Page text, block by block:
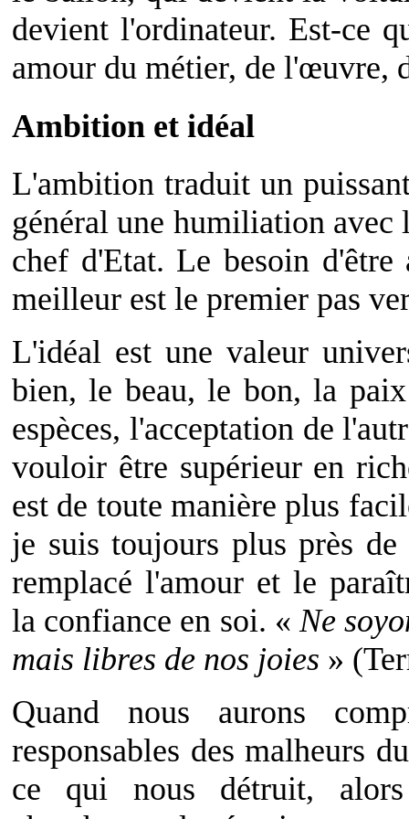
devient l'ordinateur. Est-ce
amour du métier, de l'œuvre,
Ambition et idéal
L'ambition traduit un
général une humiliation avec
chef d'Etat. Le besoin d'être
meilleur est le premier pas
L'idéal est une valeur
bien, le beau, le bon, la
espèces, l'acceptation de
vouloir être supérieur en
est de toute manière plus
je suis toujours plus près
remplacé l'amour et le
la confiance en soi. « Ne
mais libres de nos joies »
Quand nous aurons
responsables des malheurs
ce qui nous détruit,